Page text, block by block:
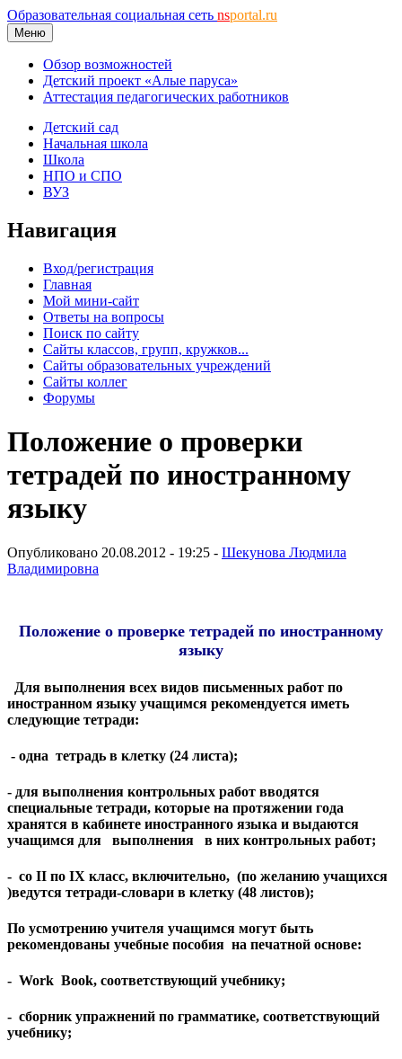
Образовательная социальная сеть nsportal.ru
Меню
Обзор возможностей
Детский проект «Алые паруса»
Аттестация педагогических работников
Детский сад
Начальная школа
Школа
НПО и СПО
ВУЗ
Навигация
Вход/регистрация
Главная
Мой мини-сайт
Ответы на вопросы
Поиск по сайту
Сайты классов, групп, кружков...
Сайты образовательных учреждений
Сайты коллег
Форумы
Положение о проверки
тетрадей по иностранному
языку
Опубликовано 20.08.2012 - 19:25 - Шекунова Людмила
Владимировна
Положение о проверке тетрадей по иностранному
языку
Для выполнения всех видов письменных работ по
иностранном языку учащимся рекомендуется иметь
следующие тетради:
- одна тетрадь в клетку (24 листа);
- для выполнения контрольных работ вводятся
специальные тетради, которые на протяжении года
хранятся в кабинете иностранного языка и выдаются
учащимся для выполнения в них контрольных работ;
- со II по IX класс, включительно, (по желанию учащихся
)ведутся тетради-словари в клетку (48 листов);
По усмотрению учителя учащимся могут быть
рекомендованы учебные пособия на печатной основе:
- Work Book, соответствующий учебнику;
- сборник упражнений по грамматике, соответствующий
учебнику;